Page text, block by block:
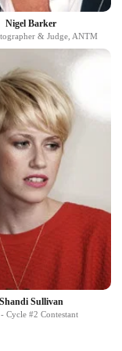
Nigel Barker
& Judge, ANTM
Shandi Sullivan
Cycle #2 Contestant